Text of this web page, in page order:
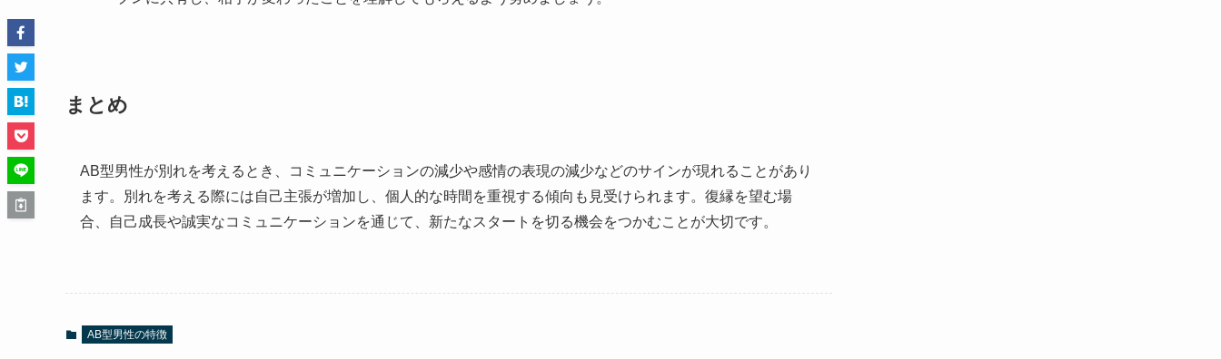
まとめ
AB型男性が別れを考えるとき、コミュニケーションの減少や感情の表現の減少などのサインが現れることがあり
ます。別れを考える際には自己主張が増加し、個人的な時間を重視する傾向も見受けられます。復縁を望む場
合、自己成長や誠実なコミュニケーションを通じて、新たなスタートを切る機会をつかむことが大切です。
AB型男性の特徴